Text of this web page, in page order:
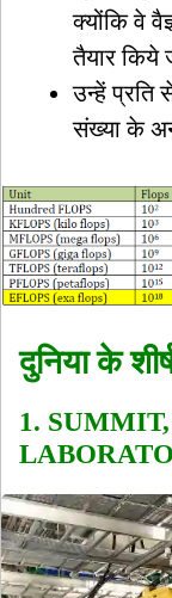
क्योंकि वे
तैयार किये
उन्हें प्रति
संख्या के
दुनिया के
1.